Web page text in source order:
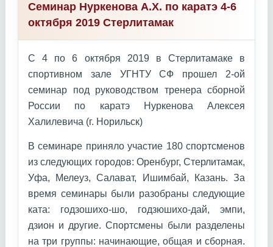
Семинар Нуркенова А.Х. по каратэ 4-6
октября 2019 Стерлитамак
С 4 по 6 октября 2019 в Стерлитамаке в
спортивном зале УГНТУ СФ прошел 2-ой
семинар под руководством тренера сборной
России по каратэ Нуркенова Алексея
Халилевича (г. Норильск)
В семинаре приняло участие 180 спортсменов
из следующих городов: Оренбург, Стерлитамак,
Уфа, Мелеуз, Салават, Ишимбай, Казань. За
время семинары были разобраны следующие
ката: годзошихо-шо, годзюшихо-дай, эмпи,
дзион и другие. Спортсмены были разделены
на три группы: начинающие, общая и сборная.